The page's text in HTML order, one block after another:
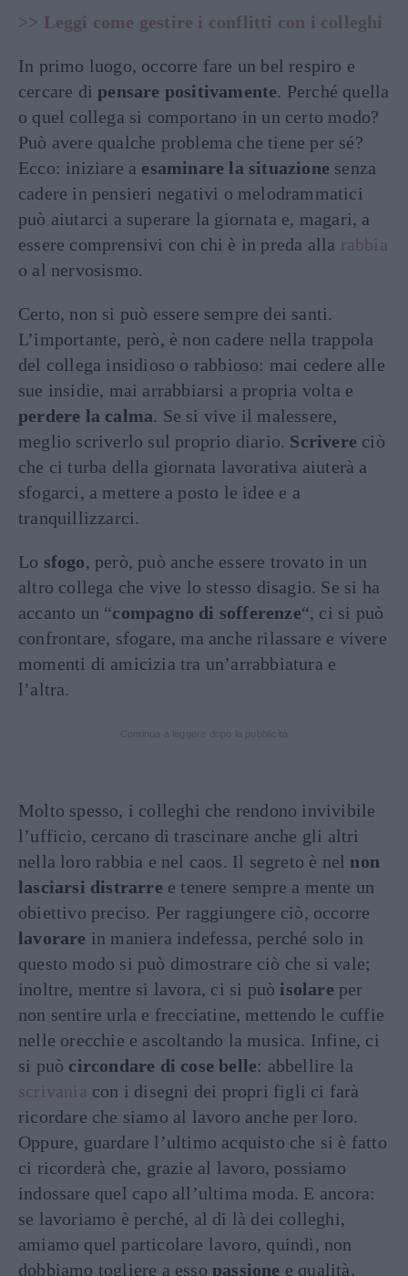
>> Leggi come gestire i conflitti con i colleghi
In primo luogo, occorre fare un bel respiro e
cercare dipensare positivamente. Perché quella
o quel collega si comportano in un certo modo?
Può avere qualche problema che tiene per sé?
Ecco: iniziare a esaminare la situazione senza
cadere in pensieri negativi o melodrammatici
può aiutarci a superare la giornata e, magari, a
essere comprensivi con chi è in preda alla rabbia
o al nervosismo.
Certo, non si può essere sempre dei santi.
L’importante, però, è non cadere nella trappola
del collega insidioso o rabbioso: mai cedere alle
sue insidie, mai arrabbiarsi a propria volta e
perdere la calma. Se si vive il malessere,
meglio scriverlo sul proprio diario. Scrivere ciò
che ci turba della giornata lavorativa aiuterà a
sfogarci, a mettere a posto le idee e a
tranquillizzarci.
Lo sfogo, però, può anche essere trovato in un
altro collega che vive lo stesso disagio. Se si ha
accanto un “compagno di sofferenze“, ci si può
confrontare, sfogare, ma anche rilassare e vivere
momenti di amicizia tra un’arrabbiatura e
l’altra.
Molto spesso, i colleghi che rendono invivibile
l’ufficio, cercano di trascinare anche gli altri
nella loro rabbia e nel caos. Il segreto è nel non
lasciarsi distrarre e tenere sempre a mente un
obiettivo preciso. Per raggiungere ciò, occorre
lavorare in maniera indefessa, perché solo in
questo modo si può dimostrare ciò che si vale;
inoltre, mentre si lavora, ci si può isolare per
non sentire urla e frecciatine, mettendo le cuffie
nelle orecchie e ascoltando la musica. Infine, ci
si può circondare di cose belle: abbellire la
scrivania con i disegni dei propri figli ci farà
ricordare che siamo al lavoro anche per loro.
Oppure, guardare l’ultimo acquisto che si è fatto
ci ricorderà che, grazie al lavoro, possiamo
indossare quel capo all’ultima moda. E ancora:
se lavoriamo è perché, al di là dei colleghi,
amiamo quel particolare lavoro, quindi, non
dobbiamo togliere a esso passione e qualità.